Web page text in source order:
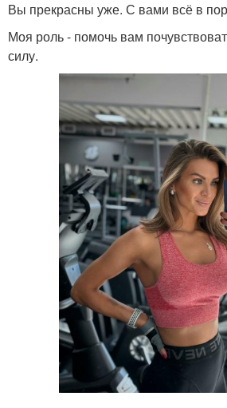
Вы прекрасны уже. С вами всё в
Моя роль - помочь вам
силу.